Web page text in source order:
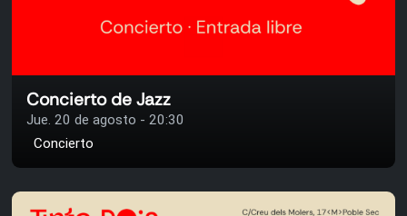
Concierto de Jazz
Jue. 20 de agosto - 20:30
Concierto